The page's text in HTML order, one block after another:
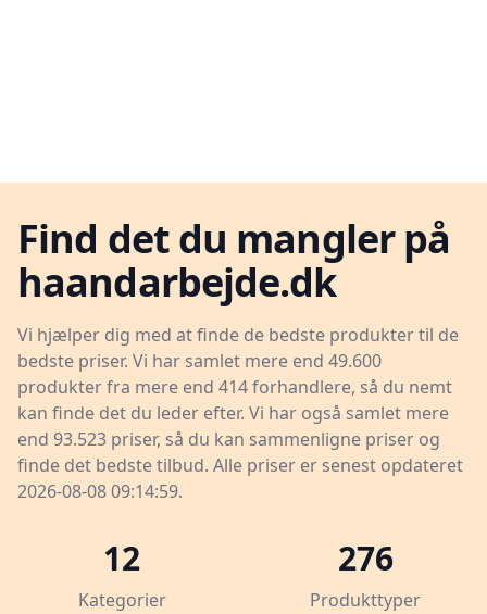
Find det du mangler på
haandarbejde.dk
Vi hjælper dig med at finde de bedste produkter til de
bedste priser. Vi har samlet mere end 49.600
produkter fra mere end 414 forhandlere, så du nemt
kan finde det du leder efter. Vi har også samlet mere
end 93.523 priser, så du kan sammenligne priser og
finde det bedste tilbud. Alle priser er senest opdateret
2026-08-08 09:14:59.
12
Kategorier
276
Produkttyper